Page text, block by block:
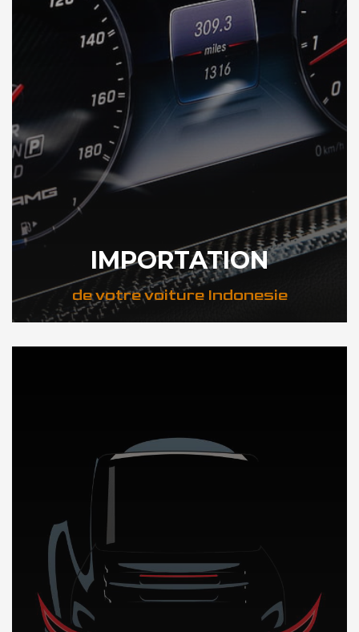
IMPORTATION
de votre voiture Indonesie
DÉCOUVREZ NOTRE IMPORTATION AUTO en Indonesie